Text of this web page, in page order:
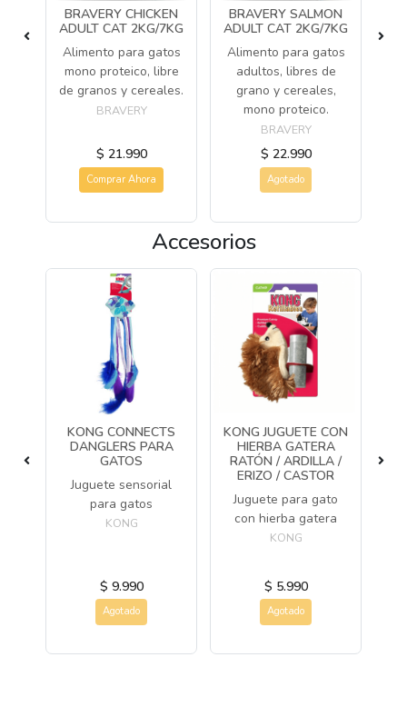
BRAVERY CHICKEN
ADULT CAT 2KG/7KG
Alimento para gatos
mono proteico, libre
de granos y cereales.
BRAVERY
$ 21.990
Comprar Ahora
BRAVERY SALMON
ADULT CAT 2KG/7KG
Alimento para gatos
adultos, libres de
grano y cereales,
mono proteico.
BRAVERY
$ 22.990
Agotado
Accesorios
KONG CONNECTS
DANGLERS PARA
GATOS
Juguete sensorial
para gatos
KONG
$ 9.990
Agotado
KONG JUGUETE CON
HIERBA GATERA
RATÓN / ARDILLA /
ERIZO / CASTOR
Juguete para gato
con hierba gatera
KONG
$ 5.990
Agotado